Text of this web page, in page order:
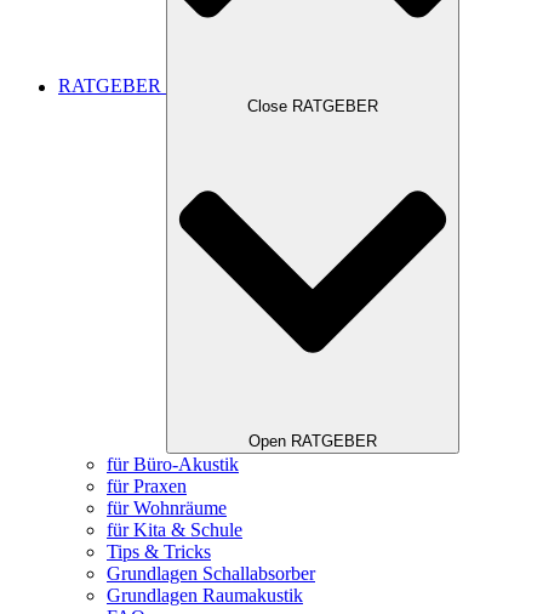
RATGEBER
Close RATGEBER
Open RATGEBER
für Büro-Akustik
für Praxen
für Wohnräume
für Kita & Schule
Tips & Tricks
Grundlagen Schallabsorber
Grundlagen Raumakustik